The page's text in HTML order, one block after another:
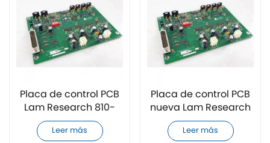
Placa de control PCB
Lam Research 810-
028298-008
completamente
Leer más
Placa de control PCB
nueva Lam Research
2100-31000-940
Leer más